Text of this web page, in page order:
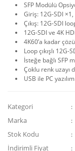
SFP Modülü
Giriş: 12G-SDI ×1,
Çıkış: 12G-SDI
12G-SDI ve 4K
4K60’a kadar
Loop çıkışlı
İsteğe bağlı SFP
Çoklu renk uzayı
USB ile PC
Kategori
Marka
Stok Kodu
İndirimli Fiyat